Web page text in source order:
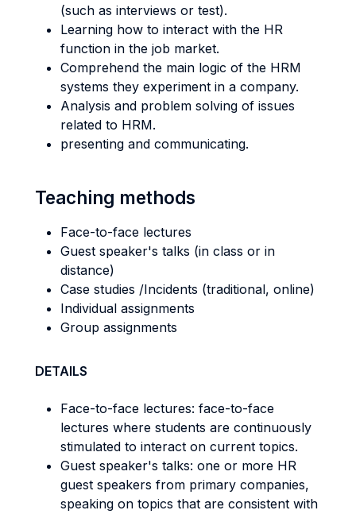
(such as interviews or test).
Learning how to interact with the HR
function in the job market.
Comprehend the main logic of the HRM
systems they experiment in a company.
Analysis and problem solving of issues
related to HRM.
presenting and communicating.
Teaching methods
Face-to-face lectures
Guest speaker's talks (in class or in
distance)
Case studies /Incidents (traditional, online)
Individual assignments
Group assignments
DETAILS
Face-to-face lectures: face-to-face
lectures where students are continuously
stimulated to interact on current topics.
Guest speaker's talks: one or more HR
guest speakers from primary companies,
speaking on topics that are consistent with